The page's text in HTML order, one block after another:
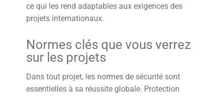
ce qui les rend adaptables aux exigences des
projets internationaux.
Normes clés que vous verrez
sur les projets
Dans tout projet, les normes de sécurité sont
essentielles à sa réussite globale. Protection